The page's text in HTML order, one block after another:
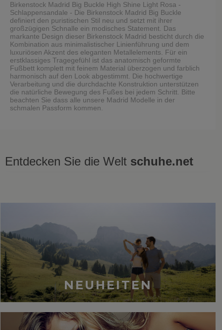
Birkenstock Madrid Big Buckle High Shine Light Rosa -
Schlappensandale - Die Birkenstock Madrid Big Buckle
definiert den puristischen Stil neu und setzt mit ihrer
großzügigen Schnalle ein modisches Statement. Das
markante Design dieser Birkenstock Madrid besticht durch die
Kombination aus minimalistischer Linienführung und dem
luxuriösen Akzent des eleganten Metallelements. Für ein
erstklassiges Tragegefühl ist das anatomisch geformte
Fußbett komplett mit feinem Material überzogen und farblich
harmonisch auf den Look abgestimmt. Die hochwertige
Verarbeitung und die durchdachte Konstruktion unterstützen
die natürliche Bewegung des Fußes bei jedem Schritt. Bitte
beachten Sie dass alle unsere Madrid Modelle in der
schmalen Passform kommen.
Entdecken Sie die Welt schuhe.net
NEUHEITEN